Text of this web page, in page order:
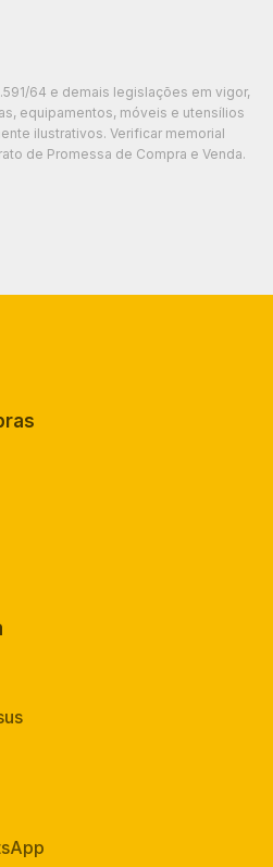
64 e demais legislações em vigor,
equipamentos, móveis e utensílios
ilustrativos. Verificar memorial
de Promessa de Compra e Venda.